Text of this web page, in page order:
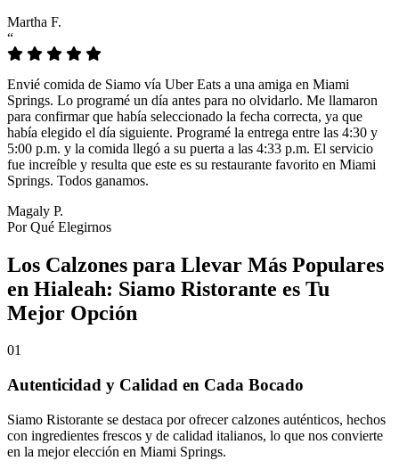
Martha F.
“
Envié comida de Siamo vía Uber Eats a una amiga en Miami
Springs. Lo programé un día antes para no olvidarlo. Me llamaron
para confirmar que había seleccionado la fecha correcta, ya que
había elegido el día siguiente. Programé la entrega entre las 4:30 y
5:00 p.m. y la comida llegó a su puerta a las 4:33 p.m. El servicio
fue increíble y resulta que este es su restaurante favorito en Miami
Springs. Todos ganamos.
Magaly P.
Por Qué Elegirnos
Los Calzones para Llevar Más Populares
en Hialeah: Siamo Ristorante es Tu
Mejor Opción
01
Autenticidad y Calidad en Cada Bocado
Siamo Ristorante se destaca por ofrecer calzones auténticos, hechos
con ingredientes frescos y de calidad italianos, lo que nos convierte
en la mejor elección en Miami Springs.